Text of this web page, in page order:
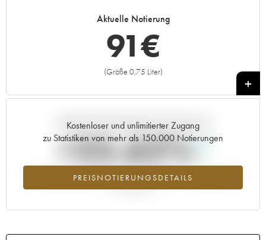
Aktuelle Notierung
91€
(Größe 0,75 Liter)
+
Kostenloser und unlimitierter Zugang
zu Statistiken von mehr als 150.000 Notierungen
PREISNOTIERUNGSDETAILS
Aktuelle Entwicklung der Preisnotierung
+25.62%
Preisanstiegs des Jahrgangs 2019 im Jahr 2026 im Vergleich zum